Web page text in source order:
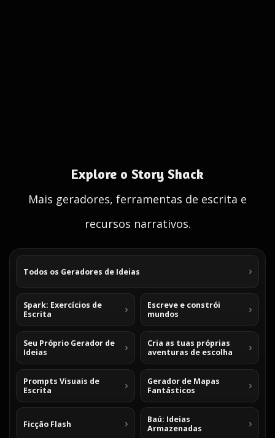
Explore o Story Shack
Mais geradores, ferramentas de escrita e
recursos narrativos.
Todos os Geradores de Ideias
Spark: Exercícios de
Escrita
Escreve e constrói
mundos
Seu Próprio Gerador de
Ideias
Cria as tuas próprias
aventuras de escolha
Prompts Visuais de
Escrita
Gerador de Mapas
Fantásticos
Ficção Flash
Baú: Ideias
Armazenadas